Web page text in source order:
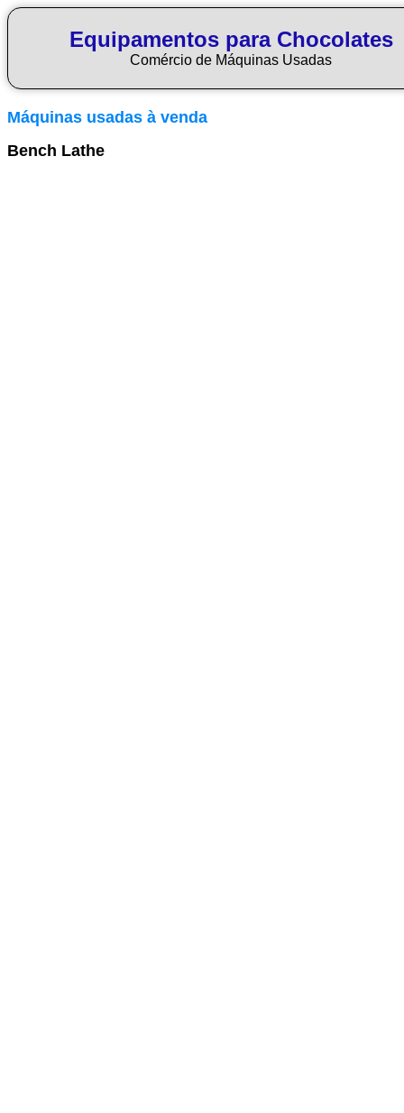
Equipamentos para Chocolates
Comércio de Máquinas Usadas
Máquinas usadas à venda
Bench Lathe